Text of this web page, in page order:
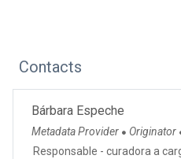
Contacts
Bárbara Espeche
Metadata Provider ● Originator
Responsable - curadora a